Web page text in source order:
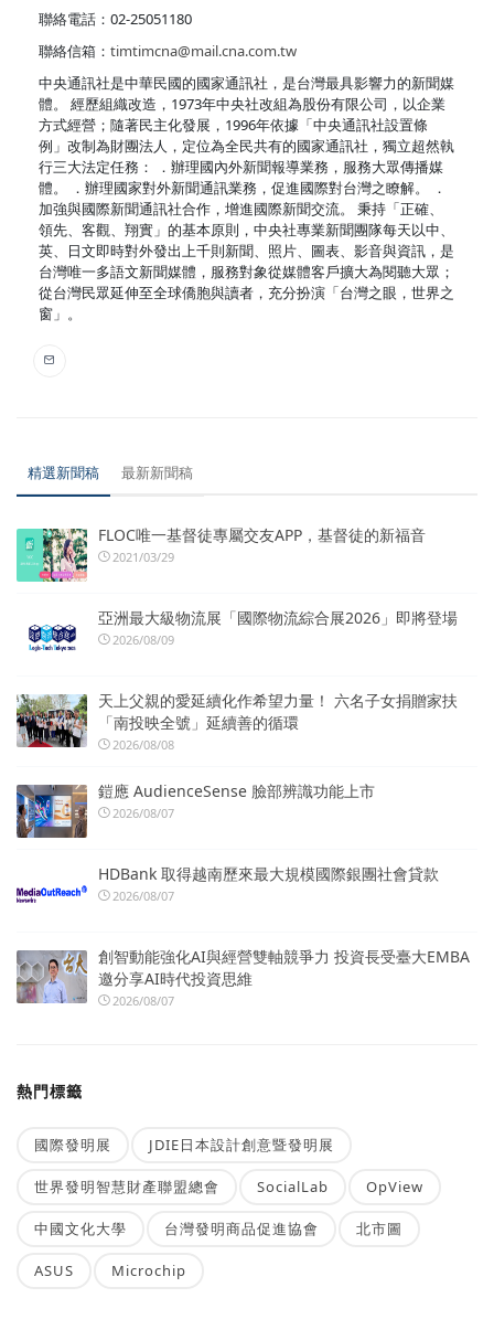
聯絡電話：02-25051180
聯絡信箱： timtimcna@mail.cna.com.tw
中央通訊社是中華民國的國家通訊社，是台灣最具影響力的新聞媒
體。 經歷組織改造，1973年中央社改組為股份有限公司，以企業
方式經營；隨著民主化發展，1996年依據「中央通訊社設置條
例」改制為財團法人，定位為全民共有的國家通訊社，獨立超然執
行三大法定任務： ．辦理國內外新聞報導業務，服務大眾傳播媒
體。 ．辦理國家對外新聞通訊業務，促進國際對台灣之瞭解。 ．
加強與國際新聞通訊社合作，增進國際新聞交流。 秉持「正確、
領先、客觀、翔實」的基本原則，中央社專業新聞團隊每天以中、
英、日文即時對外發出上千則新聞、照片、圖表、影音與資訊，是
台灣唯一多語文新聞媒體，服務對象從媒體客戶擴大為閱聽大眾；
從台灣民眾延伸至全球僑胞與讀者，充分扮演「台灣之眼，世界之
窗」。
精選新聞稿 最新新聞稿
FLOC唯一基督徒專屬交友APP，基督徒的新福音
2021/03/29
亞洲最大級物流展「國際物流綜合展2026」即將登場
2026/08/09
天上父親的愛延續化作希望力量！ 六名子女捐贈家扶
「南投映全號」延續善的循環
2026/08/08
鎧應 AudienceSense 臉部辨識功能上市
2026/08/07
HDBank 取得越南歷來最大規模國際銀團社會貸款
2026/08/07
創智動能強化AI與經營雙軸競爭力 投資長受臺大EMBA
邀分享AI時代投資思維
2026/08/07
熱門標籤
國際發明展 JDIE日本設計創意暨發明展
世界發明智慧財產聯盟總會 SocialLab OpView
中國文化大學 台灣發明商品促進協會 北市圖
ASUS Microchip